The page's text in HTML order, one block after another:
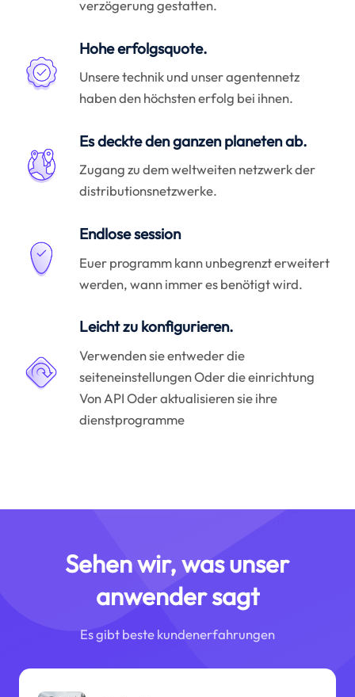
verzögerung gestatten.
Hohe erfolgsquote.
Unsere technik und unser agentennetz
haben den höchsten erfolg bei ihnen.
Es deckte den ganzen planeten ab.
Zugang zu dem weltweiten netzwerk der
distributionsnetzwerke.
Endlose session
Euer programm kann unbegrenzt erweitert
werden, wann immer es benötigt wird.
Leicht zu konfigurieren.
Verwenden sie entweder die
seiteneinstellungen Oder die einrichtung
Von API Oder aktualisieren sie ihre
dienstprogramme
Sehen wir, was unser
anwender sagt
Es gibt beste kundenerfahrungen